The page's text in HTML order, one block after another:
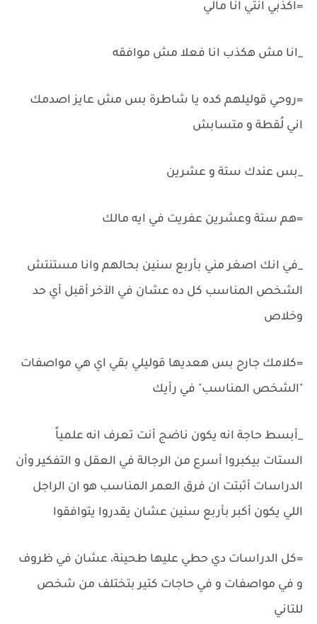
=اكذبي انتي انا مالي
_انا مش هكذب انا فعلا مش موافقه
=روحي قوليلهم كده يا شاطرة بس مش عايز اصدمك
اني لُقطة و متسابش
_بس عندك ستة و عشرين
=هم ستة وعشرين عفريت في ايه مالك
_في انك اصغر مني بأربع سنين بحالهم وانا مستنتش
الشخص المناسب كل ده عشان في الآخر أقبل أي حد
وخلاص
=كلامك جارح بس هعديها قوليلي بقي اي هي مواصفات
"الشخص المناسب" في رأيك
_أبسط حاجة انه يكون ناضج أنت تعرف انه علمياً
الستات بيكبروا أسرع من الرجالة في العقل و التفكير وأن
الدراسات أثبتت ان فرق العمر المناسب هو ان الراجل
اللي يكون أكبر بأربع سنين عشان يقدروا يتوافقوا
=كل الدراسات دي حطي عليها طحينة، عشان في ظروف
و في مواصفات و في حاجات كتير بتختلف من شخص
للتاني